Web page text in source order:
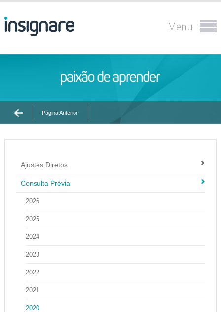
Menu
Página Anterior
Ajustes Diretos
Consulta Prévia
2026
2025
2024
2023
2022
2021
2020